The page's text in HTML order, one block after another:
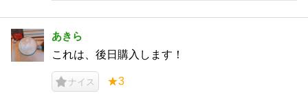
あきら
これは、後日購入します！
ナイス ★3